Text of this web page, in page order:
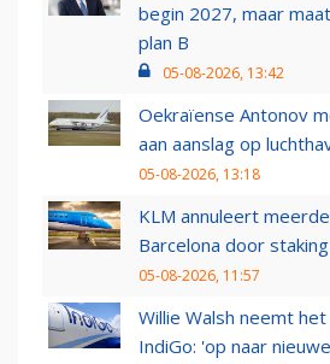
begin 2027, maar
plan B
05-08-2026, 13:42
Oekraïense Antonov
aan aanslag op
05-08-2026, 13:18
KLM annuleert
Barcelona door staking
05-08-2026, 11:57
Willie Walsh neemt
IndiGo: 'op naar